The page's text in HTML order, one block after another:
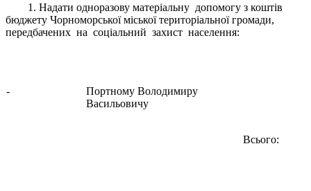
1. Надати одноразову матеріальну допомогу з коштів
бюджету Чорноморської міської територіальної громади,
передбачених на соціальний захист населення:
-
Портному Володимиру
Васильовичу
Всього: